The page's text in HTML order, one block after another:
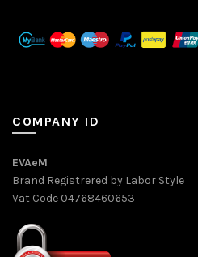
COMPANY ID
EVAeM
Brand Registrered by Labor Style
Vat Code 04768460653